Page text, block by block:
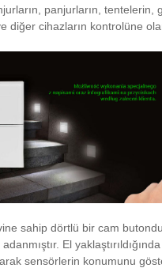
panjurların, tentelerin,
diğer cihazların kontrolüne
sahip dörtlü bir cam
El
sensörlerin konumunu